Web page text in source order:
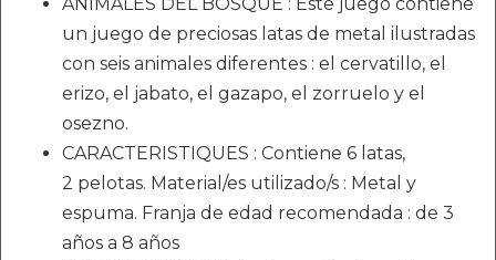
un juego de preciosas latas de metal ilustradas
con seis animales diferentes : el cervatillo, el
erizo, el jabato, el gazapo, el zorruelo y el
osezno.
CARACTERISTIQUES : Contiene 6 latas,
2 pelotas. Material/es utilizado/s : Metal y
espuma. Franja de edad recomendada : de 3
años a 8 años